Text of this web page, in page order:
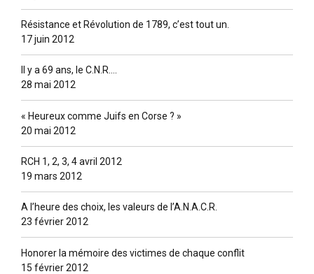
Résistance et Révolution de 1789, c’est tout un.
17 juin 2012
Il y a 69 ans, le C.N.R….
28 mai 2012
« Heureux comme Juifs en Corse ? »
20 mai 2012
RCH 1, 2, 3, 4 avril 2012
19 mars 2012
A l’heure des choix, les valeurs de l’A.N.A.C.R.
23 février 2012
Honorer la mémoire des victimes de chaque conflit
15 février 2012